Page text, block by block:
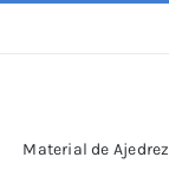
Material de Ajedrez